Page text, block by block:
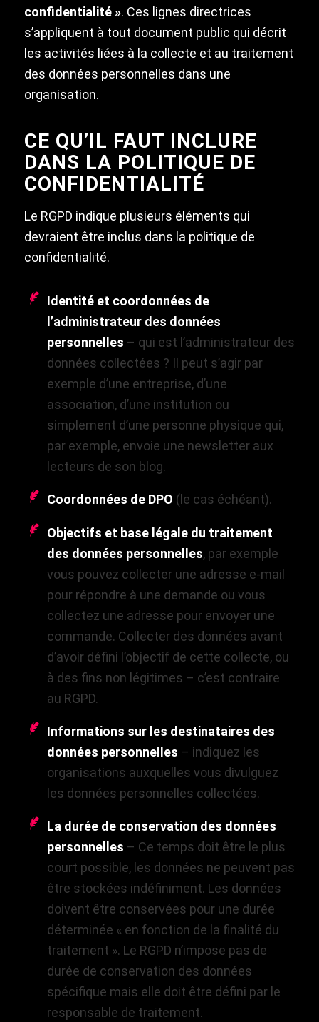
confidentialité ». Ces lignes directrices
s’appliquent à tout document public qui décrit
les activités liées à la collecte et au traitement
des données personnelles dans une
organisation.
CE QU’IL FAUT INCLURE
DANS LA POLITIQUE DE
CONFIDENTIALITÉ
Le RGPD indique plusieurs éléments qui
devraient être inclus dans la politique de
confidentialité.
Identité et coordonnées de
l’administrateur des données
personnelles – qui est l’administrateur des
données collectées ? Il peut s’agir par
exemple d’une entreprise, d’une
association, d’une institution ou
simplement d’une personne physique qui,
par exemple, envoie une newsletter aux
lecteurs de son blog.
Coordonnées de DPO (le cas échéant).
Objectifs et base légale du traitement
des données personnelles, par exemple
vous pouvez collecter une adresse e-mail
pour répondre à une demande ou vous
collectez une adresse pour envoyer une
commande. Collecter des données avant
d’avoir défini l’objectif de cette collecte, ou
à des fins non légitimes – c’est contraire
au RGPD.
Informations sur les destinataires des
données personnelles – indiquez les
organisations auxquelles vous divulguez
les données personnelles collectées.
La durée de conservation des données
personnelles – Ce temps doit être le plus
court possible, les données ne peuvent pas
être stockées indéfiniment. Les données
doivent être conservées pour une durée
déterminée « en fonction de la finalité du
traitement ». Le RGPD n’impose pas de
durée de conservation des données
spécifique mais elle doit être défini par le
responsable de traitement.